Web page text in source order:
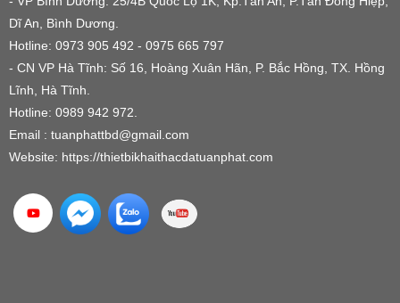
Dĩ An, Bình Dương.
Hotline: 0973 905 492 - 0975 665 797
- CN VP Hà Tĩnh: Số 16, Hoàng Xuân Hãn, P. Bắc Hồng, TX. Hồng
Lĩnh, Hà Tĩnh.
Hotline: 0989 942 972.
Email : tuanphattbd@gmail.com
Website: https://thietbikhaithacdatuanphat.com